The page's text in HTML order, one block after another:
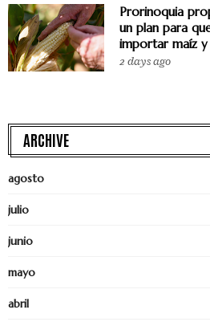
Prorinoquia
un plan para
importar maíz y
2 days ago
ARCHIVE
agosto
julio
junio
mayo
abril